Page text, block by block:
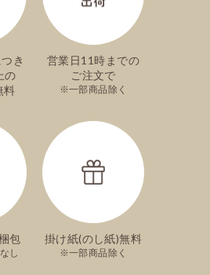
き
の
料
営業日11時までの
ご注文で
一部商品除く
包
し
掛け紙(のし紙)無料
一部商品除く